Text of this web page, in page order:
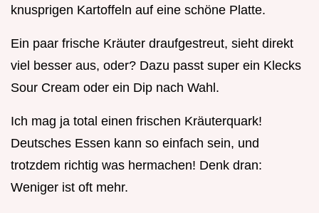
knusprigen Kartoffeln auf eine schöne Platte.
Ein paar frische Kräuter draufgestreut, sieht direkt
viel besser aus, oder? Dazu passt super ein Klecks
Sour Cream oder ein Dip nach Wahl.
Ich mag ja total einen frischen Kräuterquark!
Deutsches Essen kann so einfach sein, und
trotzdem richtig was hermachen! Denk dran:
Weniger ist oft mehr.